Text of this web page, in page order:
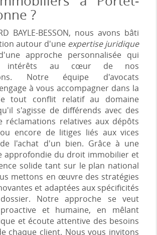
?
BAYLE-BESSON, nous avons bâti
autour d'une expertise juridique
approche personnalisée qui
intérêts au cœur de nos
Notre équipe d'avocats
à vous accompagner dans la
tout conflit relatif au domaine
s'agisse de différends avec des
réclamations relatives aux dépôts
encore de litiges liés aux vices
l'achat d'un bien. Grâce à une
approfondie du droit immobilier et
solide tant sur le plan national
mettons en œuvre des stratégies
et adaptées aux spécificités
Notre approche se veut
et humaine, en mêlant
et écoute attentive des besoins
chaque client. Nous vous invitons